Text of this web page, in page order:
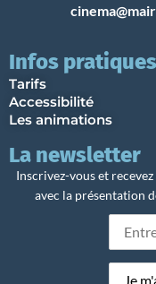
Infos pratiques
Tarifs
Accessibilité
Les animations
La newsletter
Inscrivez-vous et
avec la présentation